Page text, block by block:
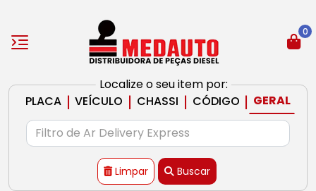
Localize o seu item por:
PLACA | VEÍCULO | CHASSI | CÓDIGO | GERAL
Limpar Buscar
0